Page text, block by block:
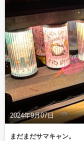
2024年9月07日
まだまだサマキャン。